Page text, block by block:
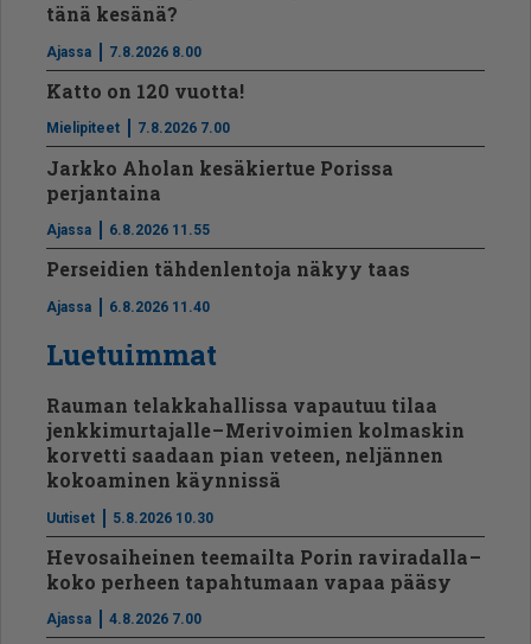
tänä kesänä?
Ajassa 7.8.2026 8.00
Katto on 120 vuotta!
Mielipiteet 7.8.2026 7.00
Jarkko Aholan kesäkiertue Porissa
perjantaina
Ajassa 6.8.2026 11.55
Perseidien tähdenlentoja näkyy taas
Ajassa 6.8.2026 11.40
Luetuimmat
Rauman telakkahallissa vapautuu tilaa
jenkkimurtajalle – Merivoimien kolmaskin
korvetti saadaan pian veteen, neljännen
kokoaminen käynnissä
Uutiset 5.8.2026 10.30
Hevosaiheinen teemailta Porin raviradalla –
koko perheen tapahtumaan vapaa pääsy
Ajassa 4.8.2026 7.00